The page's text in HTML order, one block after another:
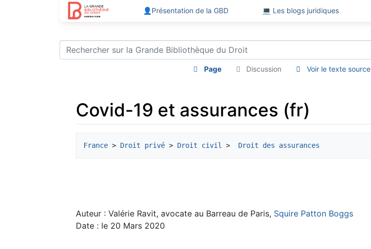
👤Présentation de la GBD 💻 Les blogs juridiques
Page Discussion Voir le texte source
Covid-19 et assurances (fr)
France > Droit privé > Droit civil > Droit des assurances
Auteur : Valérie Ravit, avocate au Barreau de Paris, Squire Patton Boggs
Date : le 20 Mars 2020